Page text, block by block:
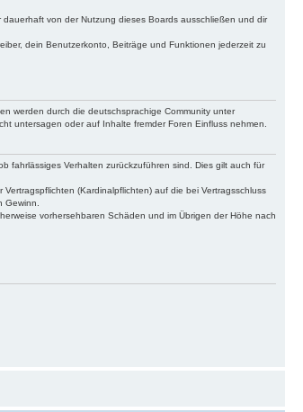
von der Nutzung dieses Boards ausschließen und dir
dein Benutzerkonto, Beiträge und Funktionen jederzeit zu
werden durch die deutschsprachige Community unter
untersagen oder auf Inhalte fremder Foren Einfluss nehmen.
fahrlässiges Verhalten zurückzuführen sind. Dies gilt auch für
(Kardinalpflichten) auf die bei Vertragsschluss
Gewinn.
vorhersehbaren Schäden und im Übrigen der Höhe nach